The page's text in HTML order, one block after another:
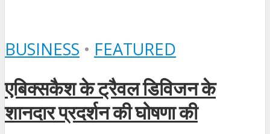
BUSINESS • FEATURED
एबिक्सकैश के ट्रैवल डिविजन के
शानदार प्रदर्शन की घोषणा की